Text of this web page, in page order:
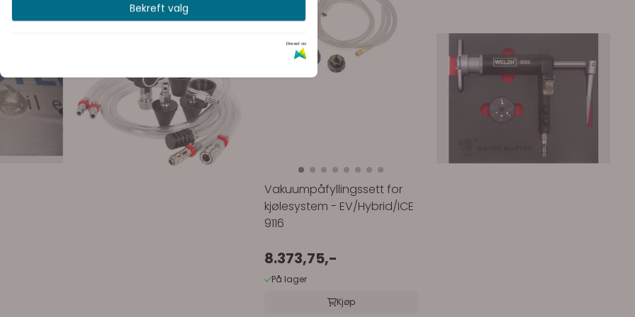
Vakuumpåfyllingssett for
kjølesystem - EV/Hybrid/ICE
9116
8.373,75,-
På lager
Kjøp
Bekreft valg
Drevet av